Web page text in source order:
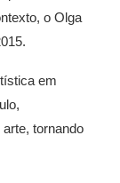
o Olga
em
tornando